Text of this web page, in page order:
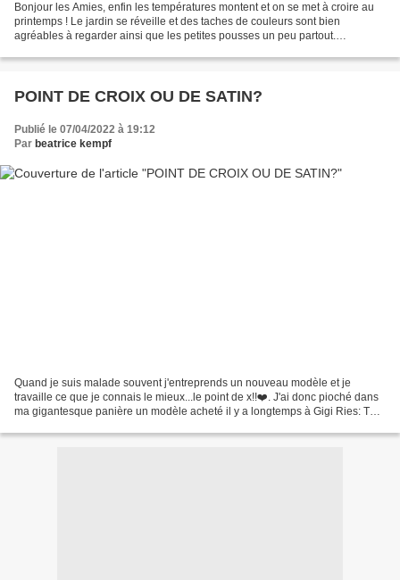
Bonjour les Amies, enfin les températures montent et on se met à croire au
printemps ! Le jardin se réveille et des taches de couleurs sont bien
agréables à regarder ainsi que les petites pousses un peu partout.
POINT DE CROIX OU DE SATIN?
Publié le 07/04/2022 à 19:12
Par beatrice kempf
Quand je suis malade souvent j'entreprends un nouveau modèle et je
travaille ce que je connais le mieux...le point de x!!❤️. J'ai donc pioché dans
ma gigantesque panière un modèle acheté il y a longtemps à Gigi Ries: The